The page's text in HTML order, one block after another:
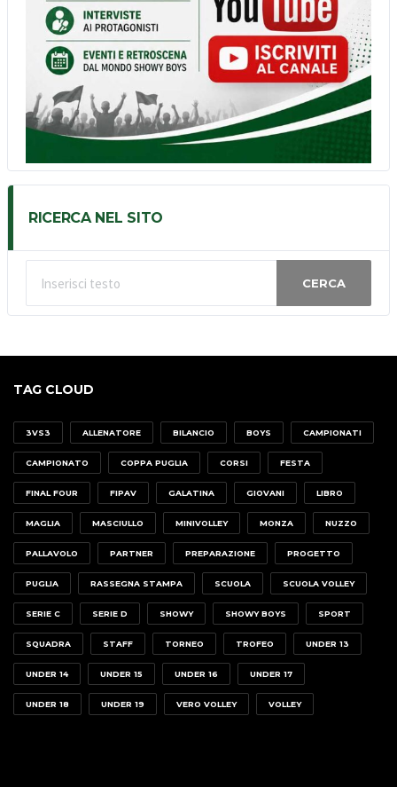
RICERCA NEL SITO
CERCA
TAG CLOUD
3VS3 ALLENATORE BILANCIO BOYS CAMPIONATI
CAMPIONATO COPPA PUGLIA CORSI FESTA
FINAL FOUR FIPAV GALATINA GIOVANI LIBRO
MAGLIA MASCIULLO MINIVOLLEY MONZA NUZZO
PALLAVOLO PARTNER PREPARAZIONE PROGETTO
PUGLIA RASSEGNA STAMPA SCUOLA SCUOLA VOLLEY
SERIE C SERIE D SHOWY SHOWY BOYS SPORT
SQUADRA STAFF TORNEO TROFEO UNDER 13
UNDER 14 UNDER 15 UNDER 16 UNDER 17
UNDER 18 UNDER 19 VERO VOLLEY VOLLEY